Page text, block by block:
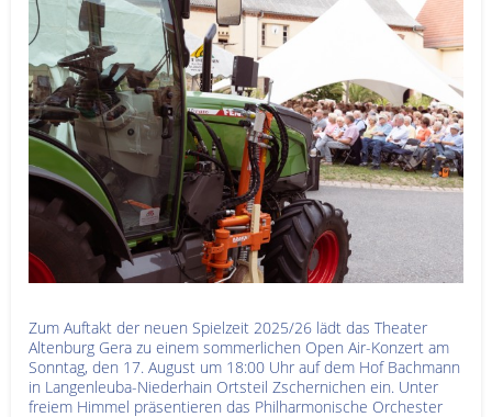
Zum Auftakt der neuen Spielzeit 2025/26 lädt das Theater
Altenburg Gera zu einem sommerlichen Open Air-Konzert am
Sonntag, den 17. August um 18:00 Uhr auf dem Hof Bachmann
in Langenleuba-Niederhain Ortsteil Zschernichen ein. Unter
freiem Himmel präsentieren das Philharmonische Orchester